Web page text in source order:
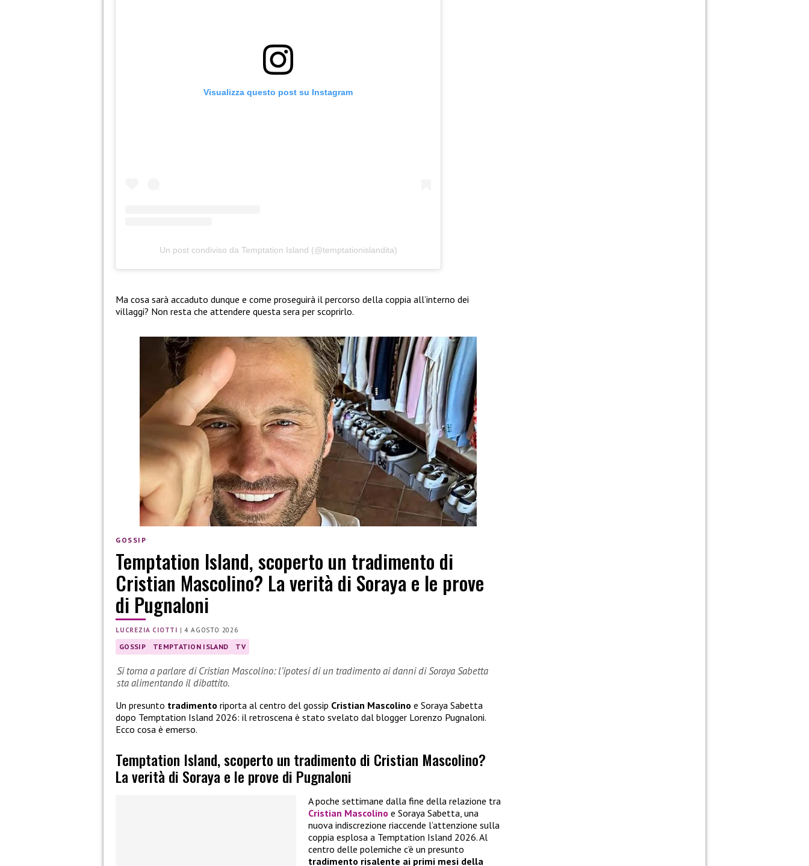
Visualizza questo post su Instagram
Un post condiviso da Temptation Island (@temptationislandita)
Ma cosa sarà accaduto dunque e come proseguirà il percorso della coppia all’interno dei
villaggi? Non resta che attendere questa sera per scoprirlo.
GOSSIP
Temptation Island, scoperto un tradimento di
Cristian Mascolino? La verità di Soraya e le prove
di Pugnaloni
LUCREZIA CIOTTI |4 AGOSTO 2026
GOSSIP TEMPTATION ISLAND TV
Si torna a parlare di Cristian Mascolino: l’ipotesi di un tradimento ai danni di Soraya Sabetta
sta alimentando il dibattito.
Un presunto tradimento riporta al centro del gossip Cristian Mascolino e Soraya Sabetta
dopo Temptation Island 2026: il retroscena è stato svelato dal blogger Lorenzo Pugnaloni.
Ecco cosa è emerso.
Temptation Island, scoperto un tradimento di Cristian Mascolino?
La verità di Soraya e le prove di Pugnaloni
A poche settimane dalla fine della relazione tra
Cristian Mascolino e Soraya Sabetta, una
nuova indiscrezione riaccende l’attenzione sulla
coppia esplosa a Temptation Island 2026. Al
centro delle polemiche c’è un presunto
tradimento risalente ai primi mesi della